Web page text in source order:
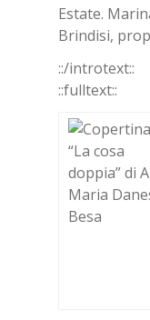
Esta­te.
Brin­di­si,
::/in­tro­text::
::full­text::